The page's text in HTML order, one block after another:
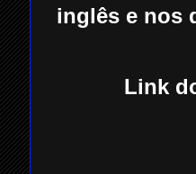
inglês e nos
Link